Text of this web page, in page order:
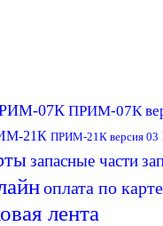
07К ПРИМ-07К
21К ПРИМ-21К версия 03
запасные части
оплата по карте
лента